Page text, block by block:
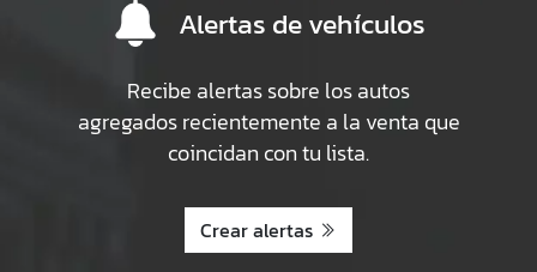
Alertas de vehículos
Recibe alertas sobre los autos
agregados recientemente a la venta que
coincidan con tu lista.
Crear alertas